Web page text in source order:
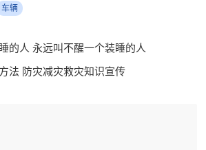
车辆
的人 永远叫不醒一个装睡的人
法 防灾减灾救灾知识宣传